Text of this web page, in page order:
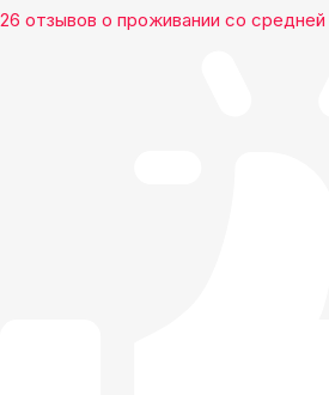
26 отзывов о проживании со средней